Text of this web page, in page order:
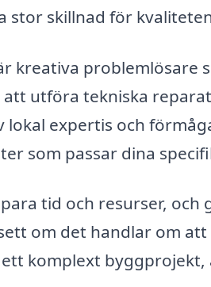
stor skillnad för
kreativa problemlösare
utföra tekniska
expertis och
som passar dina
tid och resurser,
om det handlar om att
komplext byggprojekt,